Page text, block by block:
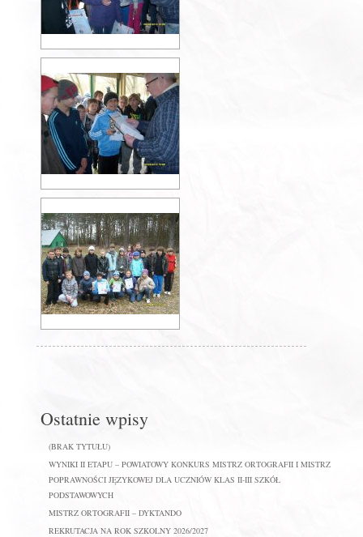
Ostatnie wpisy
(BRAK TYTUŁU)
WYNIKI II ETAPU – POWIATOWY KONKURS MISTRZ ORTOGRAFII I MISTRZ
POPRAWNOŚCI JĘZYKOWEJ DLA UCZNIÓW KLAS II-III SZKÓŁ
PODSTAWOWYCH
MISTRZ ORTOGRAFII – DYKTANDO
REKRUTACJA NA ROK SZKOLNY 2026/2027